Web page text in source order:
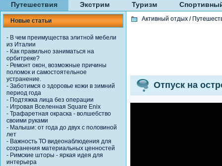
Путешествия Экстрим Туризм
Новые статьи
- В чем преимущества элитной мебели
из Италии
- Как правильно заниматься на
орбитреке?
- Ремонт окон, возможные причины
поломок и самостоятельное
устранение.
- Заботимся о здоровье кожи в зимний
период года
- Подтяжка лица без операции
- Игровая Вселенная Square Enix
- Трафаретная окраска - волшебство
своими руками
- Малыши: от года до двух с половиной
лет
- Важность ТО видеонаблюдения для
сохранения материальных ценностей
- Римские шторы - яркая идея для
интерьера
Активный отдых /
Отпуск на